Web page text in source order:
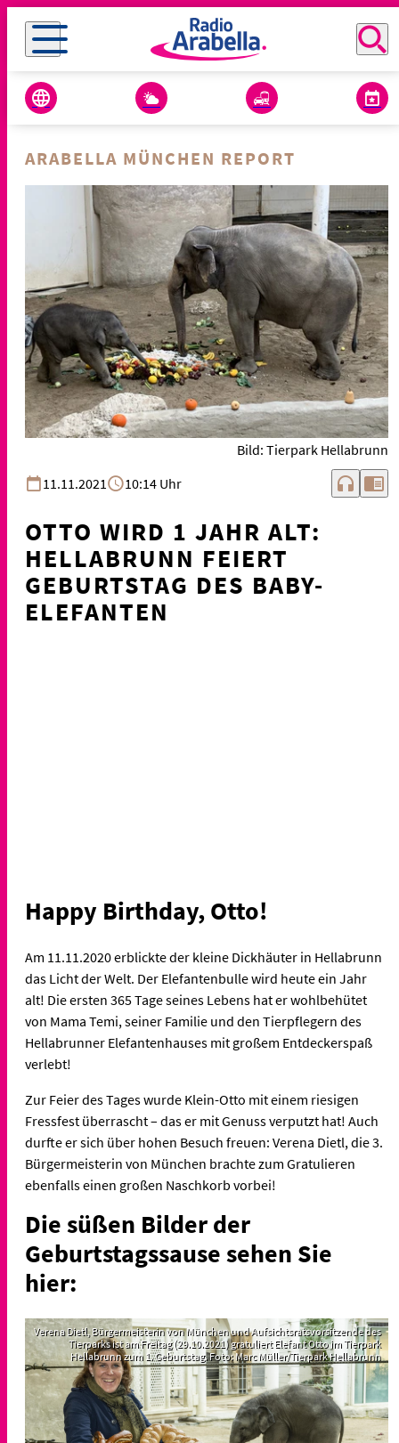
ARABELLA MÜNCHEN REPORT
Bild: Tierpark Hellabrunn
11.11.2021
10:14 Uhr headphones chrome_reader_mode
OTTO WIRD 1 JAHR ALT:
HELLABRUNN FEIERT
GEBURTSTAG DES BABY-
ELEFANTEN
Happy Birthday, Otto!
Am 11.11.2020 erblickte der kleine Dickhäuter in Hellabrunn
das Licht der Welt. Der Elefantenbulle wird heute ein Jahr
alt! Die ersten 365 Tage seines Lebens hat er wohlbehütet
von Mama Temi, seiner Familie und den Tierpflegern des
Hellabrunner Elefantenhauses mit großem Entdeckerspaß
verlebt!
Zur Feier des Tages wurde Klein-Otto mit einem riesigen
Fressfest überrascht – das er mit Genuss verputzt hat! Auch
durfte er sich über hohen Besuch freuen: Verena Dietl, die 3.
Bürgermeisterin von München brachte zum Gratulieren
ebenfalls einen großen Naschkorb vorbei!
Die süßen Bilder der
Geburtstagssause sehen Sie
hier:
Verena Dietl, Bürgermeisterin von München und Aufsichtsratsvorsitzende des
Tierparks ist am Freitag (29.10.2021) gratuliert Elefant Otto im Tierpark
Hellabrunn zum 1. Geburtstag. Foto: Marc Müller/Tierpark Hellabrunn